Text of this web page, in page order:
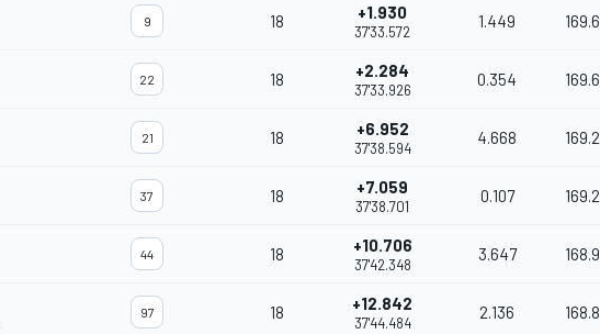
9 18 +1.930
37'33.572
1.449 169.6
22 18 +2.284
37'33.926
0.354 169.6
21 18 +6.952
37'38.594
4.668 169.2
37 18 +7.059
37'38.701
0.107 169.2
44 18 +10.706
37'42.348
3.647 168.9
97 18 +12.842
37'44.484
2.136 168.8